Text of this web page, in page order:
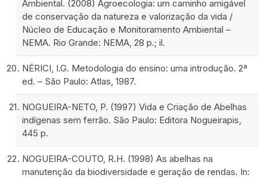
Ambiental. (2008) Agroecologia: um caminho amigável
de conservação da natureza e valorização da vida /
Núcleo de Educação e Monitoramento Ambiental –
NEMA. Rio Grande: NEMA, 28 p.; il.
NÉRICI, I.G. Metodologia do ensino: uma introdução. 2ª
ed. – São Paulo: Atlas, 1987.
NOGUEIRA-NETO, P. (1997) Vida e Criação de Abelhas
indígenas sem ferrão. São Paulo: Editora Nogueirapis,
445 p.
NOGUEIRA-COUTO, R.H. (1998) As abelhas na
manutenção da biodiversidade e geração de rendas. In: